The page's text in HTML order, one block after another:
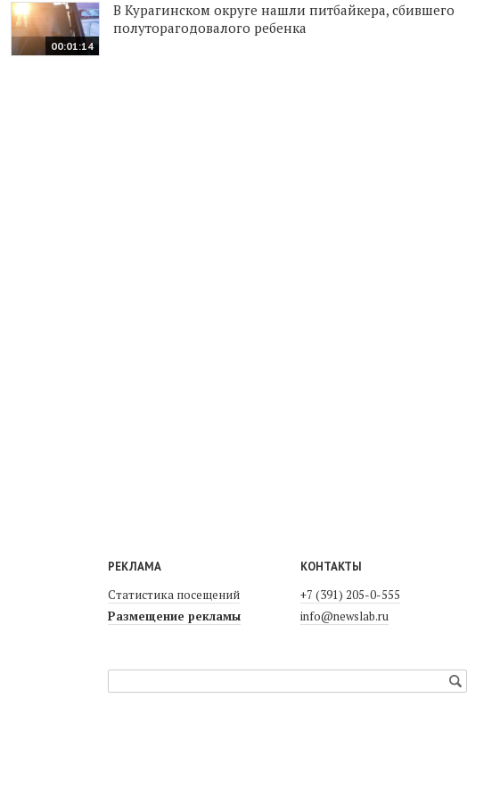
00:01:14
В Курагинском округе нашли питбайкера, сбившего
полуторагодовалого ребенка
РЕКЛАМА
Статистика посещений
Размещение рекламы
КОНТАКТЫ
+7 (391) 205-0-555
info@newslab.ru